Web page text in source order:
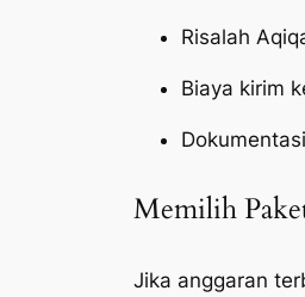
Risalah
Biaya kirim
Memilih
Jika anggaran